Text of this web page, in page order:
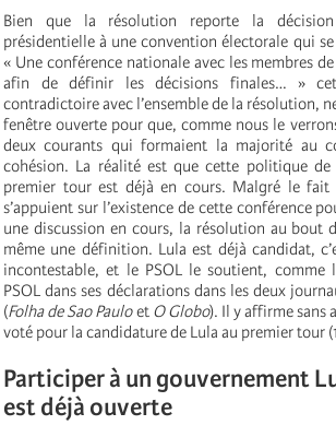
Bien que la résolution reporte la
présidentielle à une convention électorale qui
« Une conférence nationale avec les membres
afin de définir les décisions finales… »
contradictoire avec l’ensemble de la résolution,
fenêtre ouverte pour que, comme nous le
deux courants qui formaient la majorité au
cohésion. La réalité est que cette politique
premier tour est déjà en cours. Malgré le fait
s’appuient sur l’existence de cette conférence
une discussion en cours, la résolution au bout
même une définition. Lula est déjà candidat,
incontestable, et le PSOL le soutient, comme
PSOL dans ses déclarations dans les deux
(Folha de Sao Pauloet O Globo). Il y affirme sans
voté pour la candidature de Lula au premier tour
Participer à un gouvernement
est déjà ouverte